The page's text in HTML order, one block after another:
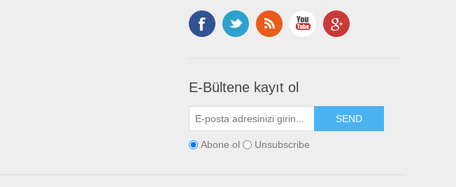
E-Bültene kayıt ol
Abone ol Unsubscribe